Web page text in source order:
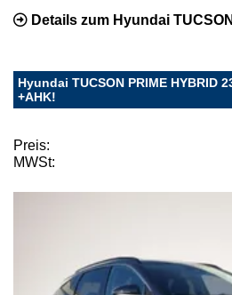
Details zum Hyundai
Hyundai TUCSON PRIME HYBRID
+AHK!
Preis:
MWSt: